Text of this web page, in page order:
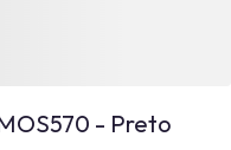
- Preto